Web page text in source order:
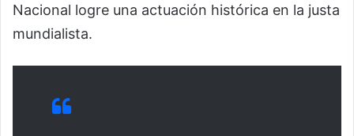
Nacional logre una actuación histórica en la justa
mundialista.